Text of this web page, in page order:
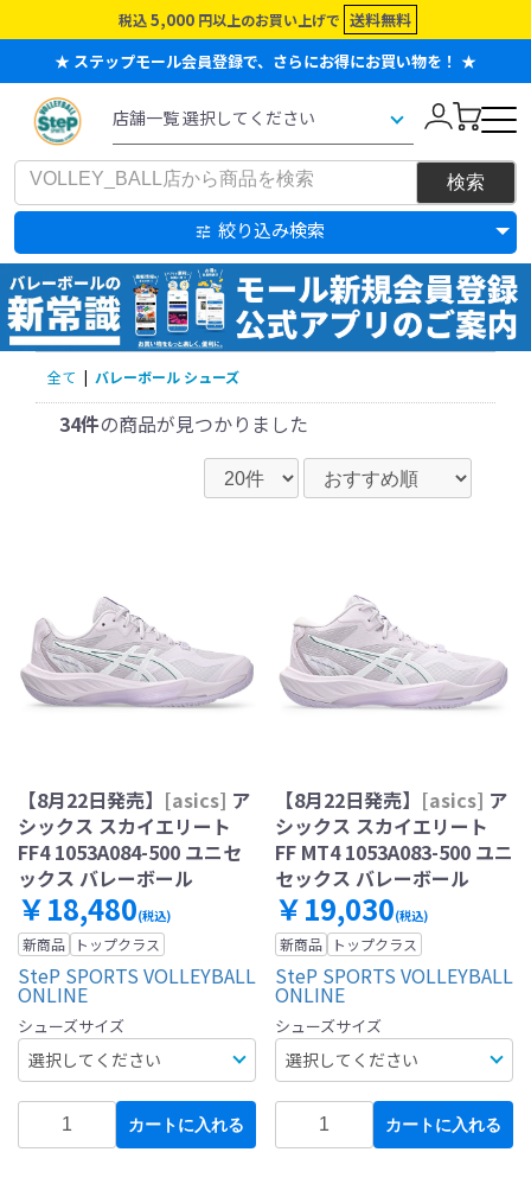
税込 5,000 円以上のお買い上げで 送料無料
★ ステップモール会員登録で、さらにお得にお買い物を！ ★
絞り込み検索
全て | バレーボール シューズ
34件の商品が見つかりました
【8月22日発売】 [asics] ア
シックス スカイエリート
FF4 1053A084-500 ユニセ
ックス バレーボール
￥18,480(税込)
新商品 トップクラス
SteP SPORTS VOLLEYBALL
ONLINE
シューズサイズ
カートに入れる
【8月22日発売】 [asics] ア
シックス スカイエリート
FF MT4 1053A083-500 ユニ
セックス バレーボール
￥19,030(税込)
新商品 トップクラス
SteP SPORTS VOLLEYBALL
ONLINE
シューズサイズ
カートに入れる